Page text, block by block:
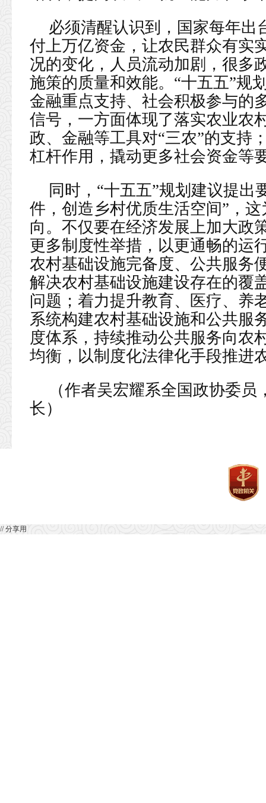
必须清醒认识到，国家每年出
付上万亿资金，让农民群众有实
况的变化，人员流动加剧，很多
施策的质量和效能。“十五五”规
金融重点支持、社会积极参与的
信号，一方面体现了落实农业农
政、金融等工具对“三农”的支持
杠杆作用，撬动更多社会资金等
同时，“十五五”规划建议提出
件，创造乡村优质生活空间”，
向。不仅要在经济发展上加大政
更多制度性举措，以更通畅的运
农村基础设施完备度、公共服务
解决农村基础设施建设存在的覆
问题；着力提升教育、医疗、养
系统构建农村基础设施和公共服
度体系，持续推动公共服务向农
均衡，以制度化法律化手段推进
（作者吴宏耀系全国政协委
长）
// 分享用